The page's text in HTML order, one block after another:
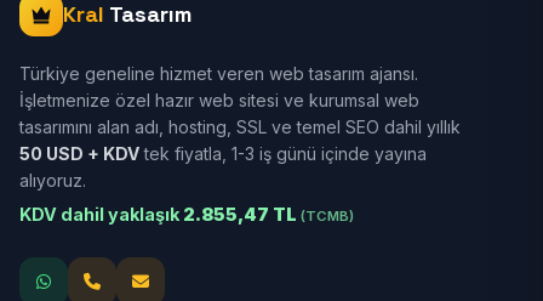
Kral Tasarım
Türkiye geneline hizmet veren web tasarım ajansı.
İşletmenize özel hazır web sitesi ve kurumsal web
tasarımını alan adı, hosting, SSL ve temel SEO dahil yıllık
50 USD + KDVtek fiyatla, 1-3 iş günü içinde yayına
alıyoruz.
KDV dahil yaklaşık 2.855,47 TL (TCMB)